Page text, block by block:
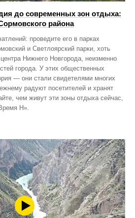
до современных зон отдыха:
района
проведите его в парках
и Светлоярский парки, хоть
Нижнего Новгорода, неизменно
города. У этих общественных
— они стали свидетелями многих
радуют посетителей и хранят
чем живут эти зоны отдыха сейчас,
Н».